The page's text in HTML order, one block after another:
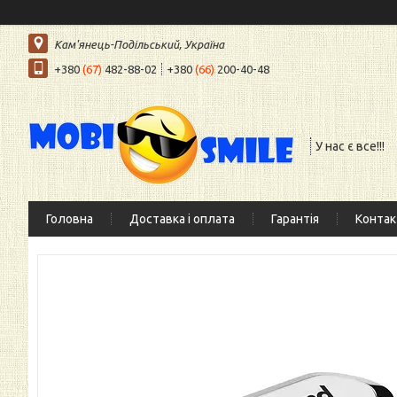
Кам'янець-Подільський, Україна
+380 (67)482-88-02 +380(66)200-40-48
У нас є все!!!
Головна Доставка і оплата Гарантія